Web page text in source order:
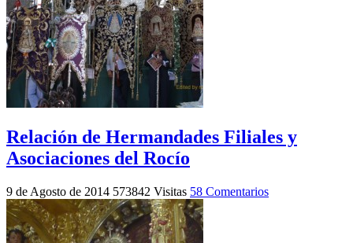
Relación de Hermandades Filiales y
Asociaciones del Rocío
9 de Agosto de 2014 573842 Visitas 58 Comentarios